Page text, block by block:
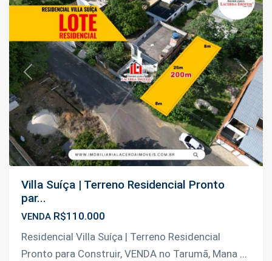
Previous Next
Villa Suíça | Terreno Residencial Pronto
par...
VENDA R$110.000
Residencial Villa Suíça | Terreno Residencial
Pronto para Construir, VENDA no Tarumã, Mana ...
Km
07